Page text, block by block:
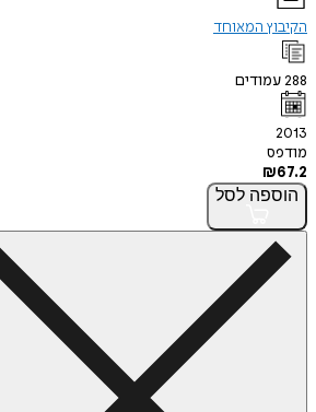
הקיבוץ המאוחד
288עמודים
2013
מודפס
₪67.2
הוספה לסל